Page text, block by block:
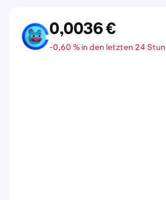
BRETT 0,0036 €
-0,60 % in den letzten 24